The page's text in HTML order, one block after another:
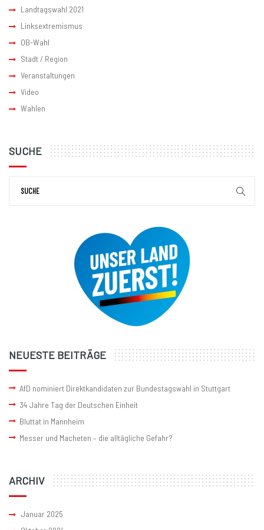
Landtagswahl 2021
Linksextremismus
OB-Wahl
Stadt / Region
Veranstaltungen
Video
Wahlen
SUCHE
NEUESTE BEITRÄGE
AfD nominiert Direktkandidaten zur Bundestagswahl in Stuttgart
34 Jahre Tag der Deutschen Einheit
Bluttat in Mannheim
Messer und Macheten – die alltägliche Gefahr?
ARCHIV
Januar 2025